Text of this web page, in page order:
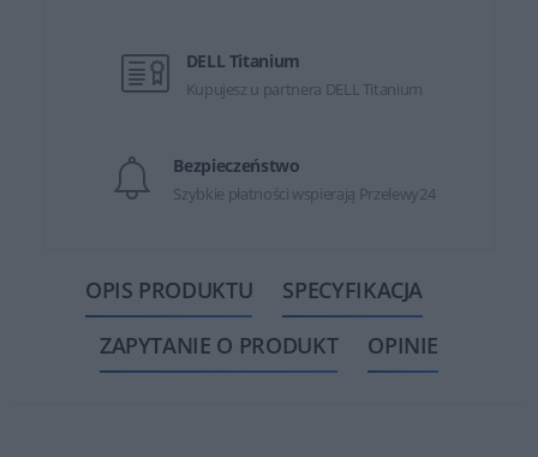
DELL Titanium
Kupujesz u partnera DELL Titanium
Bezpieczeństwo
Szybkie płatności wspierają Przelewy24
OPIS PRODUKTU
SPECYFIKACJA
ZAPYTANIE O PRODUKT
OPINIE